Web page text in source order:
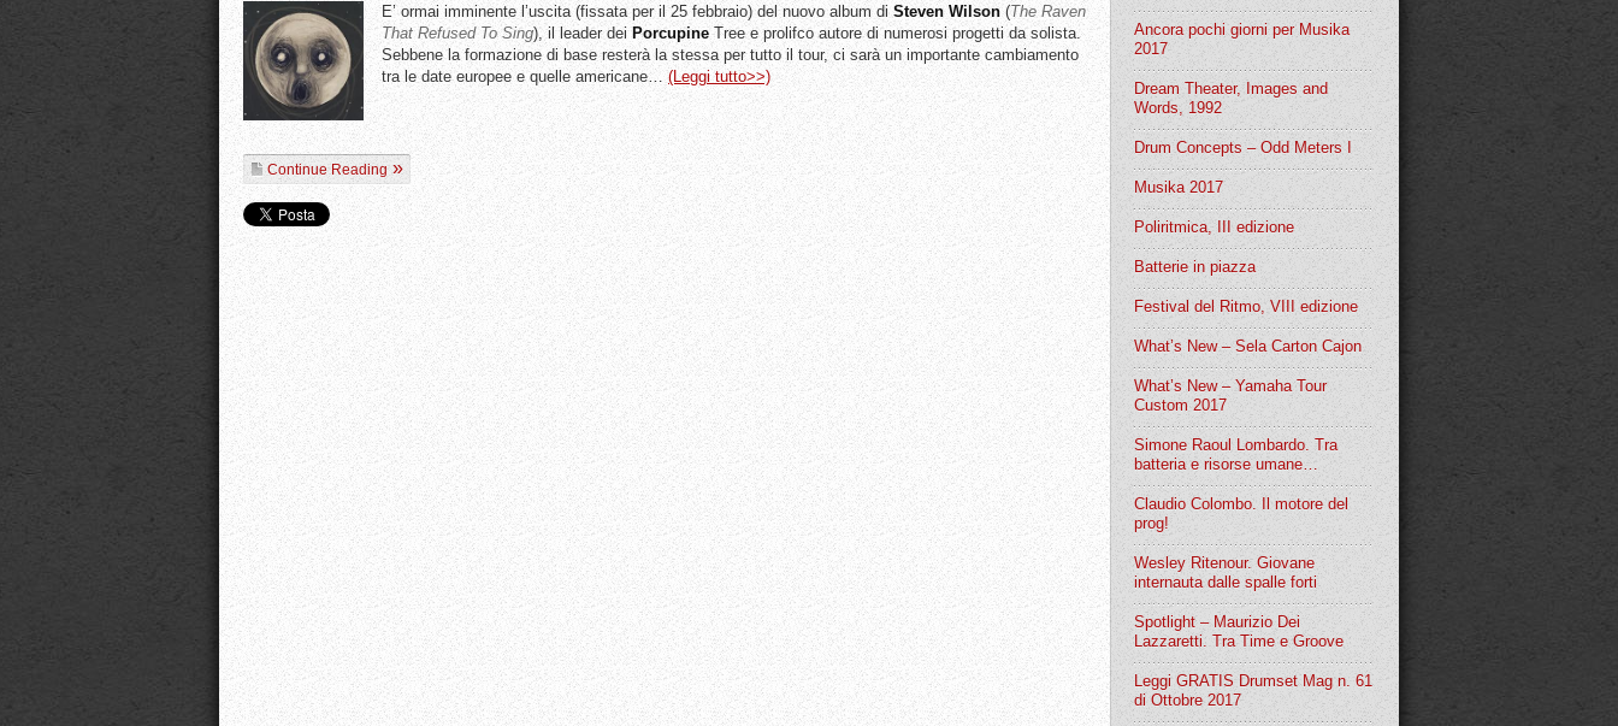
E’ ormai imminente l’uscita (fissata per il 25 febbraio) del nuovo album di Steven Wilson (The Raven
That Refused To Sing), il leader dei Porcupine Tree e prolifco autore di numerosi progetti da solista.
Sebbene la formazione di base resterà la stessa per tutto il tour, ci sarà un importante cambiamento
tra le date europee e quelle americane…(Leggi tutto>>)
Continue Reading
Ancora pochi giorni per Musika
2017
Dream Theater, Images and
Words, 1992
Drum Concepts – Odd Meters I
Musika 2017
Poliritmica, III edizione
Batterie in piazza
Festival del Ritmo, VIII edizione
What’s New – Sela Carton Cajon
What’s New – Yamaha Tour
Custom 2017
Simone Raoul Lombardo. Tra
batteria e risorse umane…
Claudio Colombo. Il motore del
prog!
Wesley Ritenour. Giovane
internauta dalle spalle forti
Spotlight – Maurizio Dei
Lazzaretti. Tra Time e Groove
Leggi GRATIS Drumset Mag n. 61
di Ottobre 2017